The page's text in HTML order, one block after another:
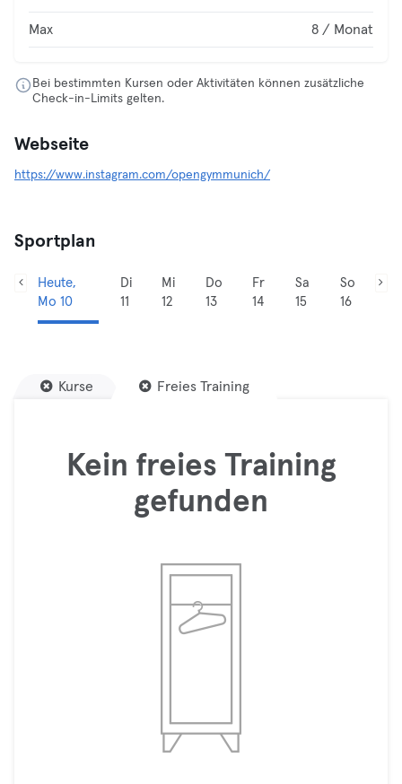
Max 8 / Monat
Bei bestimmten Kursen oder Aktivitäten können zusätzliche
Check-in-Limits gelten.
Webseite
https://www.instagram.com/opengymmunich/
Sportplan
Heute,
Mo 10
Di
11
Mi
12
Do
13
Fr
14
Sa
15
So
16
Kurse Freies Training
Kein freies Training
gefunden